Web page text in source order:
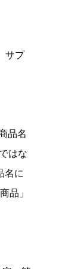
サプ
品名
はな
名に
品」